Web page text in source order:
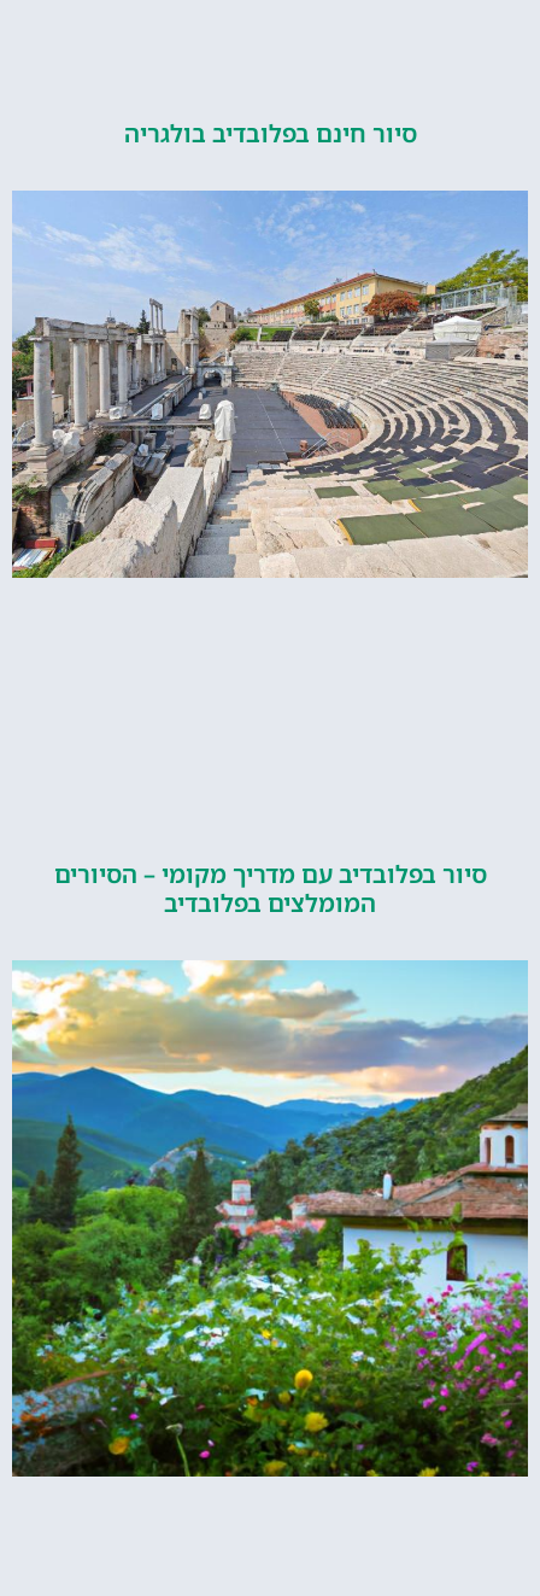
סיור חינם בפלובדיב בולגריה
בפלובדיב עם מדריך מקומי – הסיורים
המומלצים בפלובדיב